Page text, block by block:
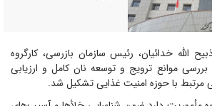
الله خدائیان، رئیس سازمان بازرسی، کارگروه
موانع ترویج و توسعه نان کامل و ارزیابی
مرتبط با حوزه امنیت غذایی تشکیل شد.